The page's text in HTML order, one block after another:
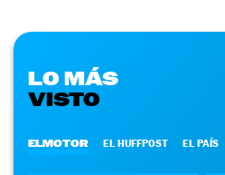
LO MÁS
VISTO
ELMOTOR EL HUFFPOST EL PAÍS